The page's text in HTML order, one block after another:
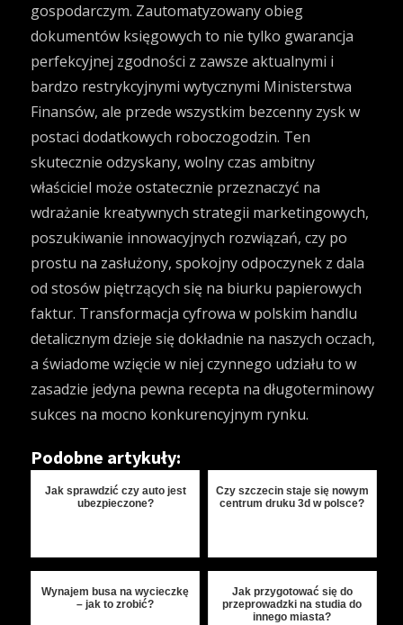
gospodarczym. Zautomatyzowany obieg
dokumentów księgowych to nie tylko gwarancja
perfekcyjnej zgodności z zawsze aktualnymi i
bardzo restrykcyjnymi wytycznymi Ministerstwa
Finansów, ale przede wszystkim bezcenny zysk w
postaci dodatkowych roboczogodzin. Ten
skutecznie odzyskany, wolny czas ambitny
właściciel może ostatecznie przeznaczyć na
wdrażanie kreatywnych strategii marketingowych,
poszukiwanie innowacyjnych rozwiązań, czy po
prostu na zasłużony, spokojny odpoczynek z dala
od stosów piętrzących się na biurku papierowych
faktur. Transformacja cyfrowa w polskim handlu
detalicznym dzieje się dokładnie na naszych oczach,
a świadome wzięcie w niej czynnego udziału to w
zasadzie jedyna pewna recepta na długoterminowy
sukces na mocno konkurencyjnym rynku.
Podobne artykuły:
Jak sprawdzić czy auto jest
ubezpieczone?
Czy szczecin staje się nowym
centrum druku 3d w polsce?
Wynajem busa na wycieczkę
– jak to zrobić?
Jak przygotować się do
przeprowadzki na studia do
innego miasta?